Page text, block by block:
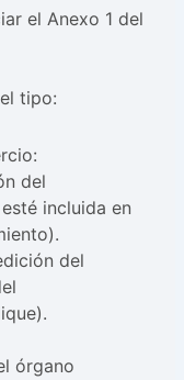
el Anexo 1 del
tipo:
del
incluida en
del
órgano